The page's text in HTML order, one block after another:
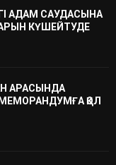
АДАМ САУДАСЫНА
КҮШЕЙТУДЕ
АРАСЫНДА
ҚОЛ